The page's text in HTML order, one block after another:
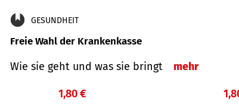
GESUNDHEIT
Freie Wahl der Krankenkasse
Wie sie geht und was sie bringt mehr
1,80 €